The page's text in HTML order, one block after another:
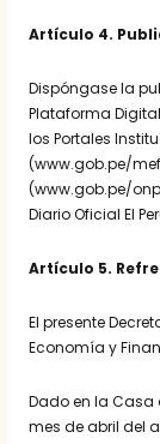
Artículo 4.
Dispóngase la
Plataforma
los Portales
(www.gob.pe/
(www.gob.pe/
Diario Oficial El
Artículo 5.
El presente
Economía y
Dado en la Casa
mes de abril del